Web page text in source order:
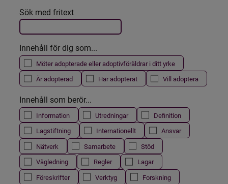
Filtrera resultatet
Det här formuläret postas automatiskt
Sök med fritext
Innehåll för dig som...
Möter adopterade eller adoptivföräldrar i ditt yrke
Är adopterad
Har adopterat Vill adoptera
Innehåll som berör...
Information Utredningar
Definition
Lagstiftning
Internationellt
Ansvar
Nätverk
Samarbete
Stöd
Vägledning
Regler
Lagar
Föreskrifter
Verktyg
Forskning